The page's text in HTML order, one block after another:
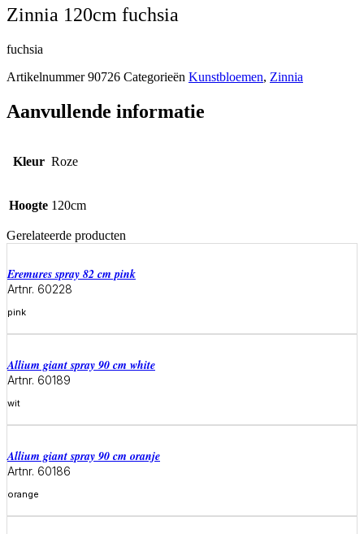
Zinnia 120cm fuchsia
fuchsia
Artikelnummer90726 Categorieën Kunstbloemen, Zinnia
Aanvullende informatie
Kleur Roze
Hoogte 120cm
Gerelateerde producten
eremures spray 82 cm pink
Artnr. 60228
pink
Meer informatie
allium giant spray 90 cm white
Artnr. 60189
wit
allium giant spray 90 cm oranje
Artnr. 60186
orange
Meer informatie